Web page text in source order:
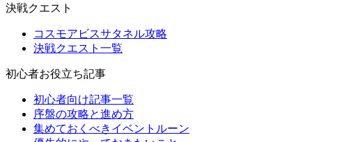
決戦クエスト
コスモアビスサタネル攻略
決戦クエスト一覧
初心者お役立ち記事
初心者向け記事一覧
序盤の攻略と進め方
集めておくべきイベントルーン